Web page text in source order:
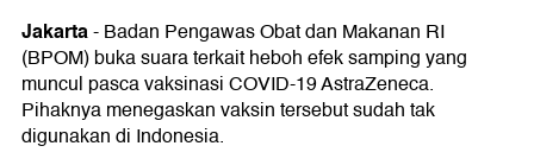
Jakarta-Badan Pengawas Obat dan Makanan RI
(BPOM) buka suara terkait heboh efek samping yang
muncul pasca vaksinasi COVID-19 AstraZeneca.
Pihaknya menegaskan vaksin tersebut sudah tak
digunakan di Indonesia.